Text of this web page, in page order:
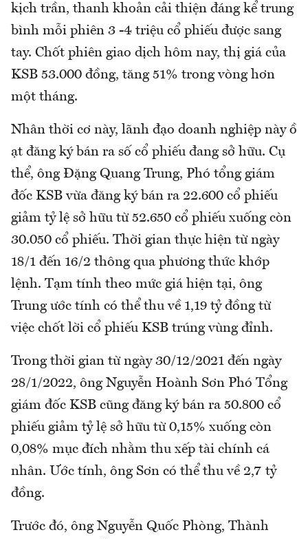
kịch trần, thanh khoản cải thiện đáng kể trung
bình mỗi phiên 3 -4 triệu cổ phiếu được sang
tay. Chốt phiên giao dịch hôm nay, thị giá của
KSB 53.000 đồng, tăng 51% trong vòng hơn
một tháng.
Nhân thời cơ này, lãnh đạo doanh nghiệp này ồ
ạt đăng ký bán ra số cổ phiếu đang sở hữu. Cụ
thể, ông Đặng Quang Trung, Phó tổng giám
đốc KSB vừa đăng ký bán ra 22.600 cổ phiếu
giảm tỷ lệ sở hữu từ 52.650 cổ phiếu xuống còn
30.050 cổ phiếu. Thời gian thực hiện từ ngày
18/1 đến 16/2 thông qua phương thức khớp
lệnh. Tạm tính theo mức giá hiện tại, ông
Trung ước tính có thể thu về 1,19 tỷ đồng từ
việc chốt lời cổ phiếu KSB trúng vùng đỉnh.
Trong thời gian từ ngày 30/12/2021 đến ngày
28/1/2022, ông Nguyễn Hoành Sơn Phó Tổng
giám đốc KSB cũng đăng ký bán ra 50.800 cổ
phiếu giảm tỷ lệ sở hữu từ 0,15% xuống còn
0,08% mục đích nhằm thu xếp tài chính cá
nhân. Ước tính, ông Sơn có thể thu về 2,7 tỷ
đồng.
Trước đó, ông Nguyễn Quốc Phòng, Thành